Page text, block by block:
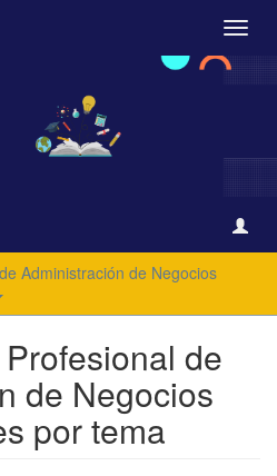
Administración de Negocios
de
de Negocios
por tema